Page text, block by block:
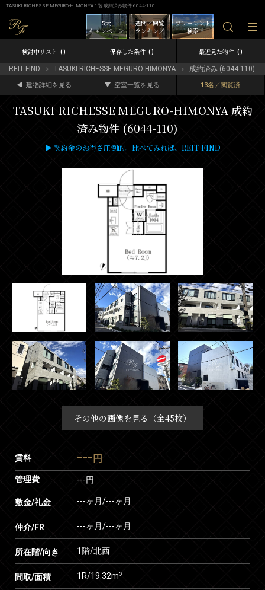
TASUKI RICHESSE MEGURO-HIMONYA 1階 成約済み物件 6044-110
フリーレント
検索
週間／閲覧
ランキング
5大
キャンペーン
検討中リスト 0 保存した条件 0 最近見た物件 0
REIT FIND TASUKI RICHESSE MEGURO-HIMONYA 成約済み (6044-110)
建物詳細を見る 空室一覧を見る 13名／閲覧済
TASUKI RICHESSE MEGURO-HIMONYA 成約
済み物件 (6044-110)
▶ 契約金のお得さ圧倒的。比べてみれば、REIT FIND
その他の画像を見る（全45枚）
賃料 --- 円
管理費 ---円
敷金/礼金 ---ヶ月/---ヶ月
仲介/FR ---ヶ月/---ヶ月
所在階/向き 1階/北西
間取/面積 1R/19.32m2